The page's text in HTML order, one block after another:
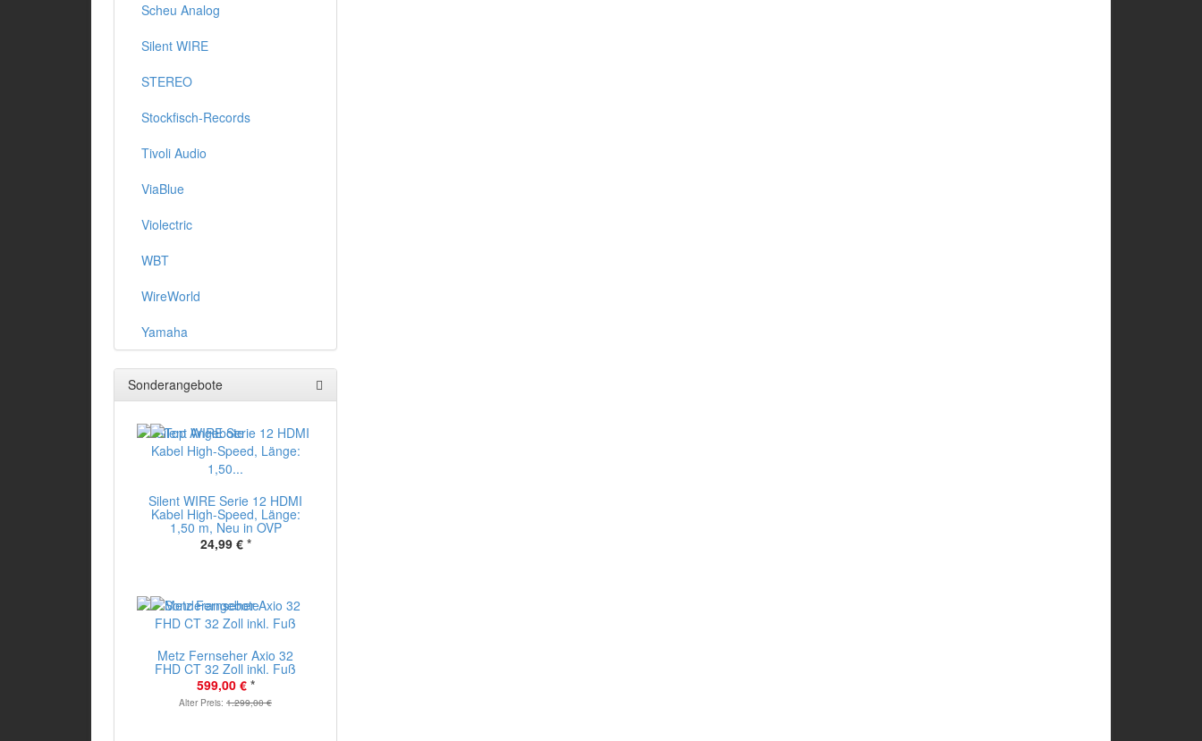
Scheu Analog
Silent WIRE
STEREO
Stockfisch-Records
Tivoli Audio
ViaBlue
Violectric
WBT
WireWorld
Yamaha
Sonderangebote
Silent WIRE Serie 12 HDMI
Kabel High-Speed, Länge:
1,50 m, Neu in OVP
24,99 € *
Metz Fernseher Axio 32
FHD CT 32 Zoll inkl. Fuß
599,00 € *
Alter Preis: 1.299,00 €